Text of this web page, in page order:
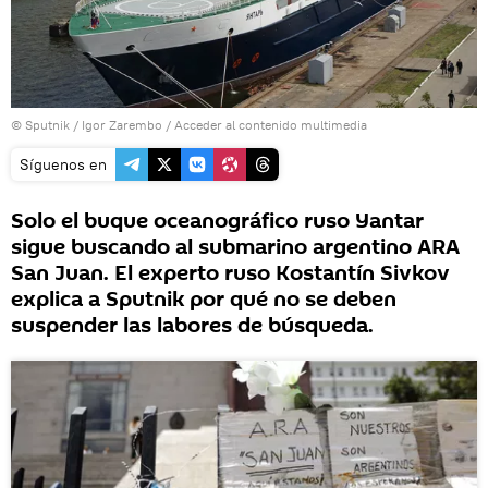
© Sputnik / Igor Zarembo / Acceder al contenido multimedia
Síguenos en
Solo el buque oceanográfico ruso Yantar
sigue buscando al submarino argentino ARA
San Juan. El experto ruso Kostantín Sivkov
explica a Sputnik por qué no se deben
suspender las labores de búsqueda.